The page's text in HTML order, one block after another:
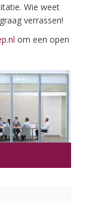
Wie weet
verrassen!
om een open